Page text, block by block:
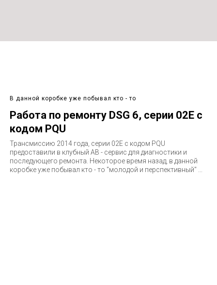
В данной коробке уже побывал кто - то
Работа по ремонту DSG 6, серии 02E с
кодом PQU
Трансмиссию 2014 года, серии 02E c кодом PQU
предоставили в клубный АВ - сервис для диагностики и
последующего ремонта. Некоторое время назад, в данной
коробке уже побывал кто - то "молодой и перспективный" ...